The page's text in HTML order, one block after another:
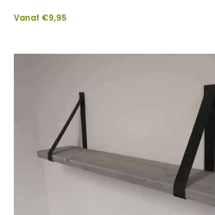
Vanaf €9,95